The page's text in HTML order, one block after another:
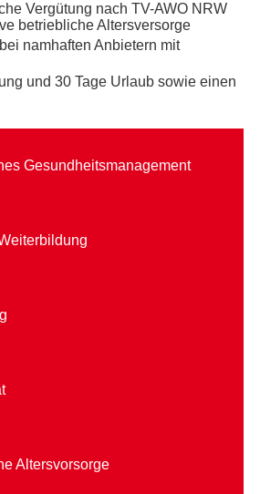
Vergütung nach TV-AWO NRW
betriebliche Altersversorge
namhaften Anbietern mit
und 30 Tage Urlaub sowie einen
Gesundheitsmanagement
Altersvorsorge